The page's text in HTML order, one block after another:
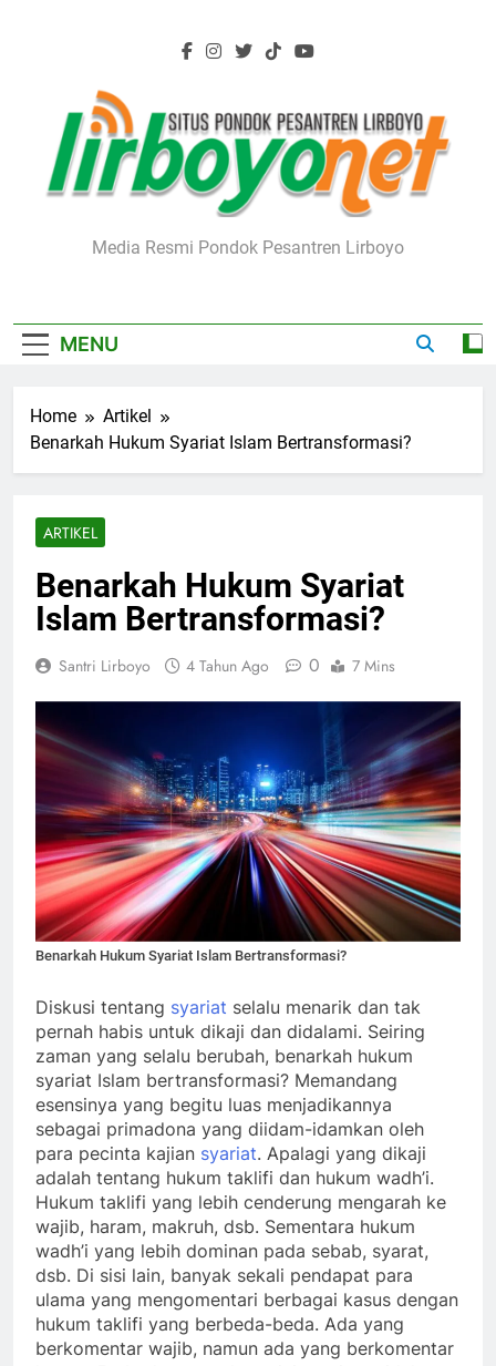
Lirboyo.net
Media Resmi Pondok Pesantren Lirboyo
MENU
Home
Artikel
Benarkah Hukum Syariat Islam Bertransformasi?
ARTIKEL
Benarkah Hukum Syariat
Islam Bertransformasi?
Santri Lirboyo 4 Tahun Ago 0 7 Mins
Benarkah Hukum Syariat Islam Bertransformasi?
Diskusi tentang syariat selalu menarik dan tak
pernah habis untuk dikaji dan didalami. Seiring
zaman yang selalu berubah, benarkah hukum
syariat Islam bertransformasi? Memandang
esensinya yang begitu luas menjadikannya
sebagai primadona yang diidam-idamkan oleh
para pecinta kajian syariat. Apalagi yang dikaji
adalah tentang hukum taklifi dan hukum wadh’i.
Hukum taklifi yang lebih cenderung mengarah ke
wajib, haram, makruh, dsb. Sementara hukum
wadh’i yang lebih dominan pada sebab, syarat,
dsb. Di sisi lain, banyak sekali pendapat para
ulama yang mengomentari berbagai kasus dengan
hukum taklifi yang berbeda-beda. Ada yang
berkomentar wajib, namun ada yang berkomentar